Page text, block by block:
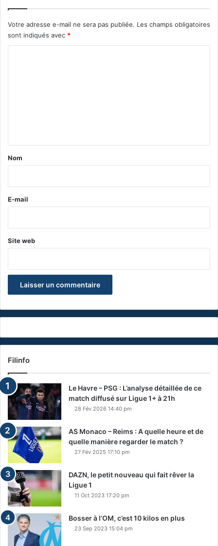
Votre adresse e-mail ne sera pas publiée. Les champs obligatoires
sont indiqués avec *
a
e
Nom
E-mail
Site web
Filinfo
Le Havre – PSG : L’analyse détaillée de ce
match diffusé sur Ligue 1+ à 21h
28 Fév 2026 14:40 pm
AS Monaco – Reims : A quelle heure et de
quelle manière regarder le match ?
27 Fév 2025 17:10 pm
DAZN, le petit nouveau qui fait rêver la
Ligue 1
11 Oct 2023 17:20 pm
Bosser à l’OM, c’est 10 kilos en plus
23 Sep 2023 15:04 pm